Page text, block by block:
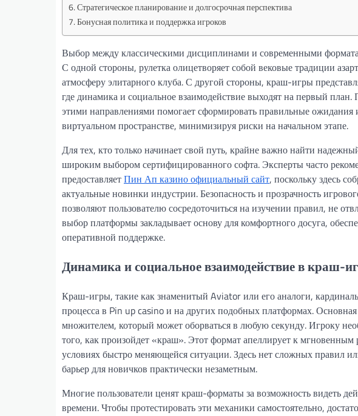
Стратегическое планирование и долгосрочная перспектива
Бонусная политика и поддержка игроков
Выбор между классическими дисциплинами и современными
С одной стороны, рулетка олицетворяет собой вековые традиции
атмосферу элитарного клуба. С другой стороны, краш-игры
где динамика и социальное взаимодействие выходят на первый
этими направлениями помогает сформировать правильные
виртуальном пространстве, минимизируя риски на начальном этапе.
Для тех, кто только начинает свой путь, крайне важно найти
широким выбором сертифицированного софта. Эксперты часто
предоставляетПин Ап казино официальный сайт, поскольку здесь
актуальные новинки индустрии. Безопасность и прозрачность
позволяют пользователю сосредоточиться на изучении правил, не
выбор платформы закладывает основу для комфортного досуга,
оперативной поддержке.
Динамика и социальное взаимодействие в краш-
Краш-игры, такие как знаменитый Aviator или его аналоги,
процесса в Pin up casino и на других подобных платформах.
множителем, который может оборваться в любую секунду. Игроку
того, как произойдет «краш». Этот формат апеллирует к мгновенным
условиях быстро меняющейся ситуации. Здесь нет сложных правил
барьер для новичков практически незаметным.
Многие пользователи ценят краш-форматы за возможность видеть
времени. Чтобы протестировать эти механики самостоятельно,